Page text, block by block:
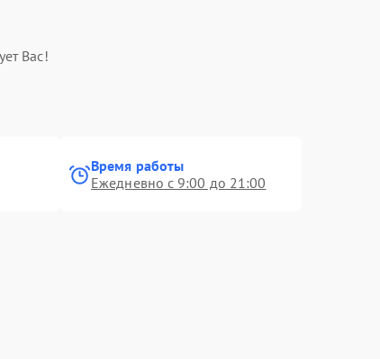
Вас!
Время работы
Ежедневно с 9:00 до 21:00